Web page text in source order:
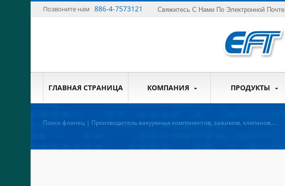
Позвоните нам 886-4-7573121 Свяжитесь С Нами По Электронной Почте
ГЛАВНАЯ СТРАНИЦА КОМПАНИЯ ПРОДУКТЫ
Поиск фланец | Производитель вакуумных компонентов, зажимов, клапанов,